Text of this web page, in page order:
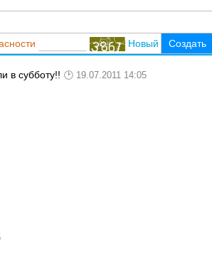
Новый Создать
в субботу!! 19.07.2011 14:05